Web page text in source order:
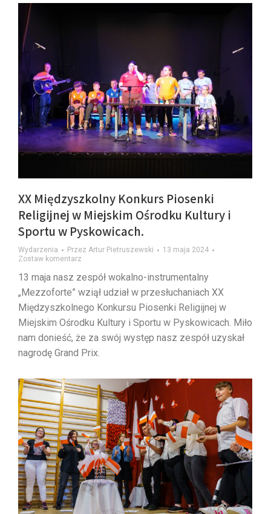
XX Międzyszkolny Konkurs Piosenki
Religijnej w Miejskim Ośrodku Kultury i
Sportu w Pyskowicach.
Wydarzenia Przez Artur Pietruszewski
13 maja 2024
Zostaw komentarz
13 maja nasz zespół wokalno-instrumentalny
„Mezzoforte” wziął udział w przesłuchaniach XX
Międzyszkolnego Konkursu Piosenki Religijnej w
Miejskim Ośrodku Kultury i Sportu w Pyskowicach. Miło
nam donieść, że za swój występ nasz zespół uzyskał
nagrodę Grand Prix.